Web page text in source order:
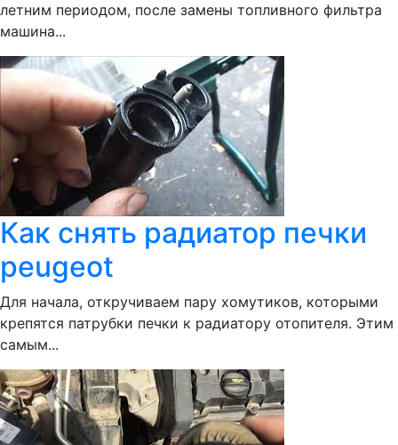
летним периодом, после замены топливного фильтра
машина...
Как снять радиатор печки
peugeot
Для начала, откручиваем пару хомутиков, которыми
крепятся патрубки печки к радиатору отопителя. Этим
самым...